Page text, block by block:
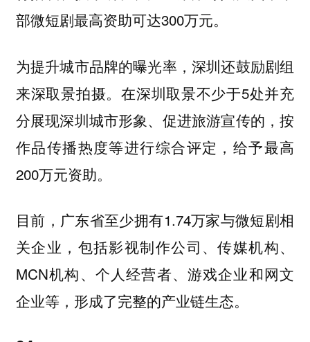
部微短剧最高资助可达300万元。
为提升城市品牌的曝光率，深圳还鼓励剧组
来深取景拍摄。在深圳取景不少于5处并充
分展现深圳城市形象、促进旅游宣传的，按
作品传播热度等进行综合评定，给予最高
200万元资助。
目前，广东省至少拥有1.74万家与微短剧相
关企业，包括影视制作公司、传媒机构、
MCN机构、个人经营者、游戏企业和网文
企业等，形成了完整的产业链生态。